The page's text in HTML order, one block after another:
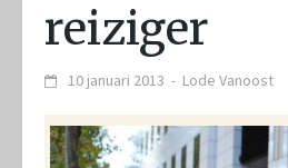
reiziger
10 januari 2013 - Lode Vanoost